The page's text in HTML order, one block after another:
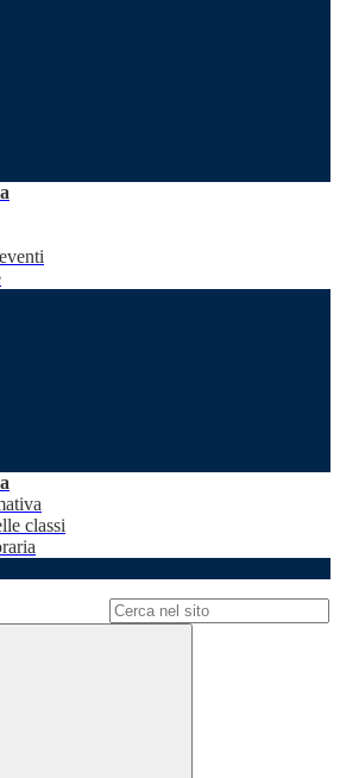
classi